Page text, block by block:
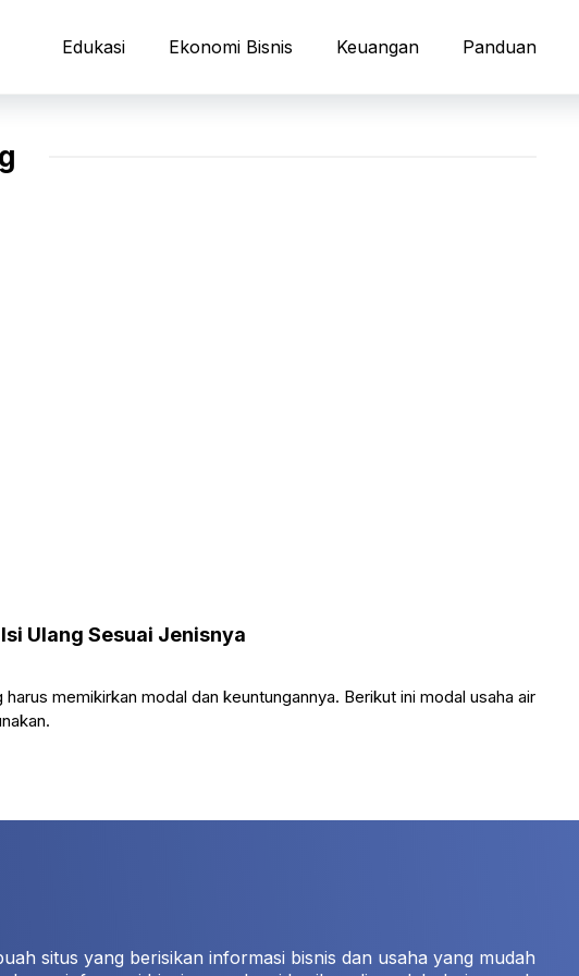
Edukasi Ekonomi Bisnis Keuangan Panduan
Ulang Sesuai Jenisnya
memikirkan modal dan keuntungannya. Berikut ini modal usaha air
situs yang berisikan informasi bisnis dan usaha yang mudah